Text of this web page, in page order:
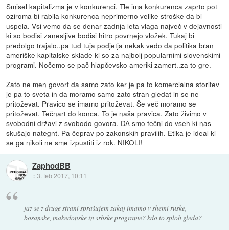
Smisel kapitalizma je v konkurenci. Tle ima konkurenca zaprto pot
oziroma bi rabila konkurenca neprimerno velike stroške da bi
uspela. Vsi vemo da se denar zadnja leta vlaga največ v dejavnosti
ki so bodisi zanesljive bodisi hitro povrnejo vložek. Tukaj bi
predolgo trajalo..pa tud tuja podjetja nekak vedo da politika bran
ameriške kapitalske sklade ki so za najbolj popularnimi slovenskimi
programi. Nočemo se pač hlapčevsko ameriki zamert..za to gre.
Zato ne men govort da samo zato ker je pa to komercialna storitev
je pa to sveta in da moramo samo zato stran gledat in se ne
pritoževat. Pravico se imamo pritoževat. Še več moramo se
pritoževat. Tečnart do konca. To je naša pravica. Zato živimo v
svobodni državi z svobodo govora. DA smo tečni do vseh ki nas
skušajo nategnt. Pa čeprav po zakonskih pravilih. Etika je ideal ki
se ga nikoli ne sme izpustiti iz rok. NIKOLI!
ZaphodBB
::3. feb 2017, 10:11
jaz se z druge strani sprašujem zakaj imamo v shemi ruske,
bosanske, makedonske in srbske programe? kdo to sploh gleda?